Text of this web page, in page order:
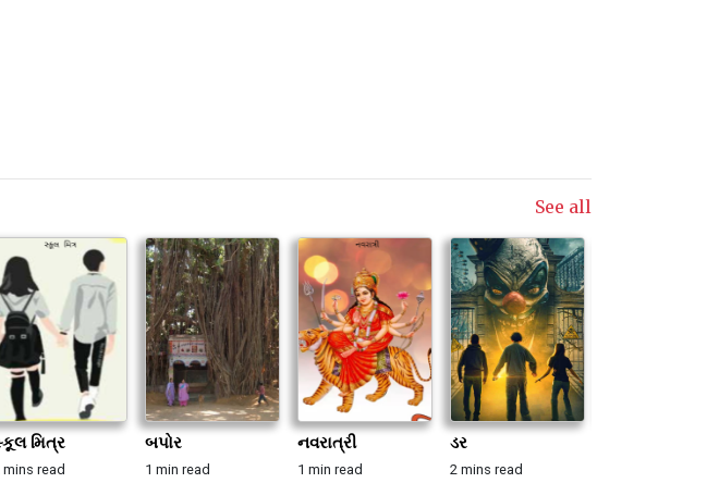
See all
મિત્ર
mins read
બપોર
1 min read
નવરાત્રી
1 min read
ડર
2 mins read